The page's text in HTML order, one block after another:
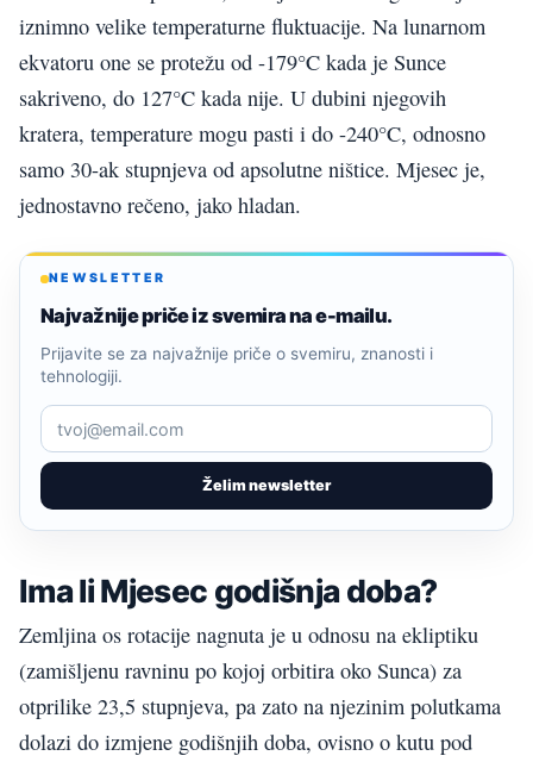
iznimno velike temperaturne fluktuacije. Na lunarnom
ekvatoru one se protežu od -179°C kada je Sunce
sakriveno, do 127°C kada nije. U dubini njegovih
kratera, temperature mogu pasti i do -240°C, odnosno
samo 30-ak stupnjeva od apsolutne ništice. Mjesec je,
jednostavno rečeno, jako hladan.
NEWSLETTER
Najvažnije priče iz svemira na e-mailu.
Želim newsletter
Prijavite se za najvažnije priče o svemiru, znanosti i
tehnologiji.
Ima li Mjesec godišnja doba?
Zemljina os rotacije nagnuta je u odnosu na ekliptiku
(zamišljenu ravninu po kojoj orbitira oko Sunca) za
otprilike 23,5 stupnjeva, pa zato na njezinim polutkama
dolazi do izmjene godišnjih doba, ovisno o kutu pod